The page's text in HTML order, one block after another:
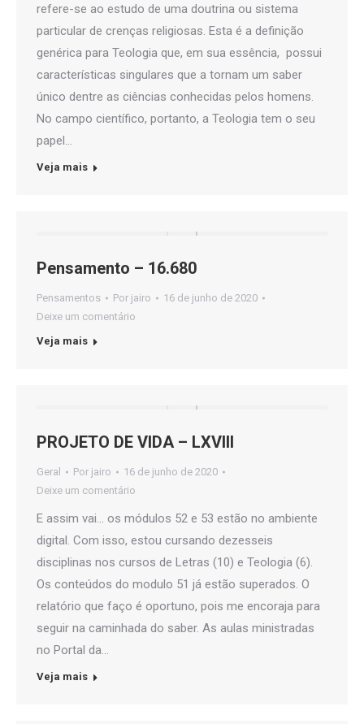
refere-se ao estudo de uma doutrina ou sistema
particular de crenças religiosas. Esta é a definição
genérica para Teologia que, em sua essência, possui
características singulares que a tornam um saber
único dentre as ciências conhecidas pelos homens.
No campo científico, portanto, a Teologia tem o seu
papel…
Veja mais
Pensamento – 16.680
Pensamentos Por jairo
16 de junho de 2020
Deixe um comentário
Veja mais
PROJETO DE VIDA – LXVIII
Geral Por jairo
16 de junho de 2020
Deixe um comentário
E assim vai… os módulos 52 e 53 estão no ambiente
digital. Com isso, estou cursando dezesseis
disciplinas nos cursos de Letras (10) e Teologia (6).
Os conteúdos do modulo 51 já estão superados. O
relatório que faço é oportuno, pois me encoraja para
seguir na caminhada do saber. As aulas ministradas
no Portal da…
Veja mais